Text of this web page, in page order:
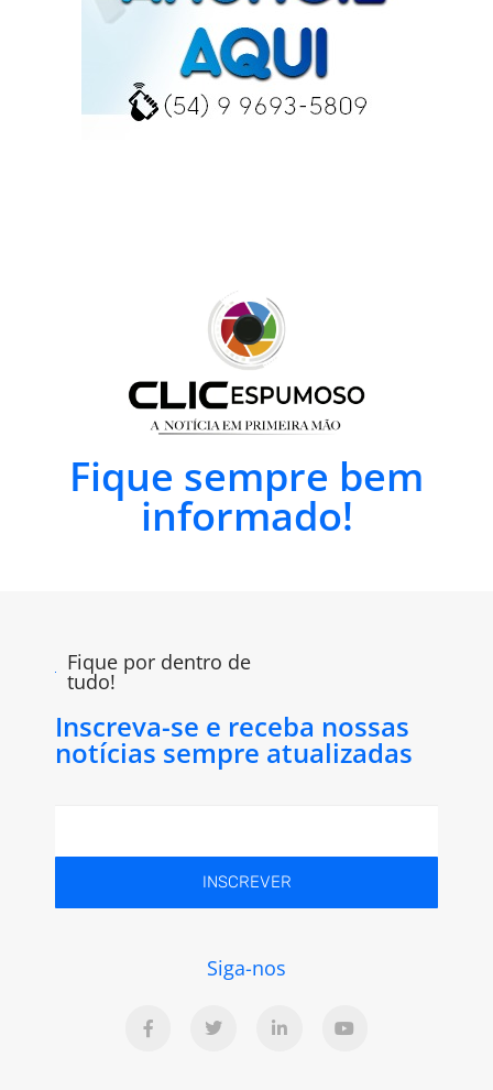
Fique sempre bem
informado!
Fique por dentro de
tudo!
Inscreva-se e receba nossas
notícias sempre atualizadas
INSCREVER
Siga-nos